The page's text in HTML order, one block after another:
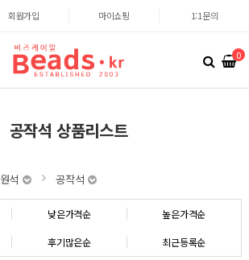
회원가입 마이쇼핑 1:1문의
0
공작석 상품리스트
원석 공작석
낮은가격순 높은가격순
후기많은순 최근등록순